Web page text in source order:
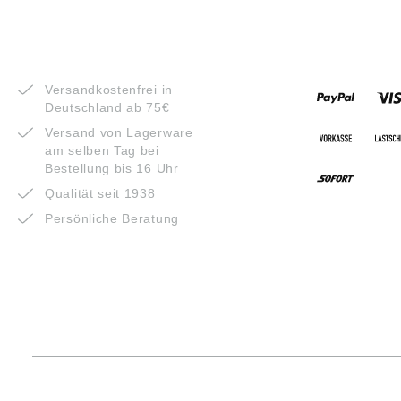
Versandkostenfrei in
Deutschland ab 75€
Versand von Lagerware
am selben Tag bei
Bestellung bis 16 Uhr
Qualität seit 1938
Persönliche Beratung